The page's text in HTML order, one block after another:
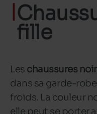
📦 Livraison
fille
Les chaussures
dans sa garde-
froids. La couleur
elle peut se porter